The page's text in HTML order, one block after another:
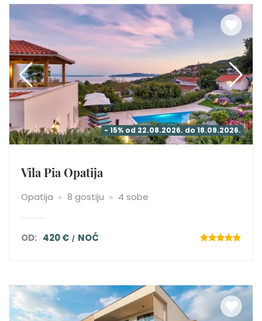
- 15% od 22.08.2026. do 18.09.2026.
Vila Pia Opatija
Opatija 8 gostiju 4 sobe
OD: 420 € NOĆ